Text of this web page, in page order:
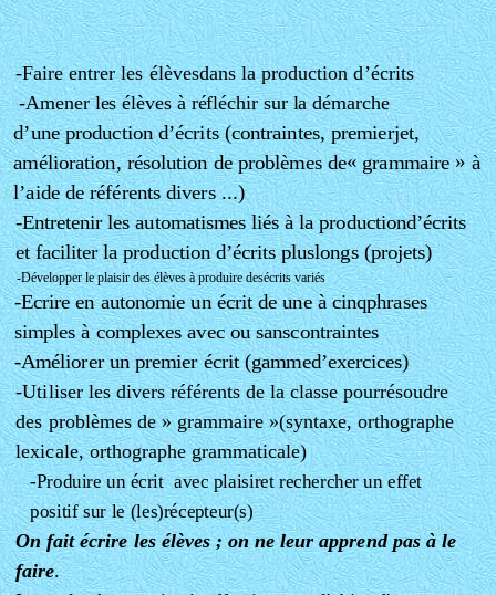
-Faire entrer les élèvesdans la production d’écrits
-Amener les élèves à réfléchir sur la démarche
d’une production d’écrits (contraintes, premierjet,
amélioration, résolution de problèmes de« grammaire » à
l’aide de référents divers ...)
-Entretenir les automatismes liés à la productiond’écrits
et faciliter la production d’écrits pluslongs (projets)
-Développer le plaisir des élèves à produire desécrits variés
-Ecrire en autonomie un écrit de une à cinqphrases
simples à complexes avec ou sanscontraintes
-Améliorer un premier écrit (gammed’exercices)
-Utiliser les divers référents de la classe pourrésoudre
des problèmes de » grammaire »(syntaxe, orthographe
lexicale, orthographe grammaticale)
-Produire un écrit avec plaisiret rechercher un effet
positif sur le (les)récepteur(s)
On fait écrire les élèves ; on ne leur apprend pas à le
faire.